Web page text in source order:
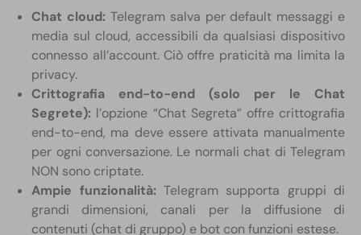
Chat cloud: Telegram salva per default messaggi e
media sul cloud, accessibili da qualsiasi dispositivo
connesso all’account. Ciò offre praticità ma limita la
privacy.
Crittografia end-to-end (solo per le Chat
Segrete): l’opzione “Chat Segreta” offre crittografia
end-to-end, ma deve essere attivata manualmente
per ogni conversazione. Le normali chat di Telegram
NON sono criptate.
Ampie funzionalità: Telegram supporta gruppi di
grandi dimensioni, canali per la diffusione di
contenuti (chat di gruppo) e bot con funzioni estese.